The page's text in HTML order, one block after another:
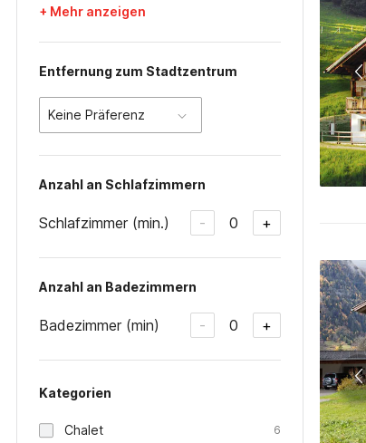
+ Mehr anzeigen
Entfernung zum Stadtzentrum
Keine Präferenz
Anzahl an Schlafzimmern
Schlafzimmer (min.) - 0 +
Anzahl an Badezimmern
Badezimmer (min) - 0 +
Kategorien
Chalet 6